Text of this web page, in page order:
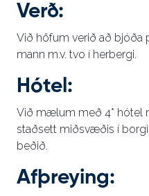
Verð:
Við höfum verið að bjóða
mann m.v. tvo í herbergi.
Hótel:
Við mælum með 4* hótel
staðsett miðsvæðis í
beðið.
Afþreying: